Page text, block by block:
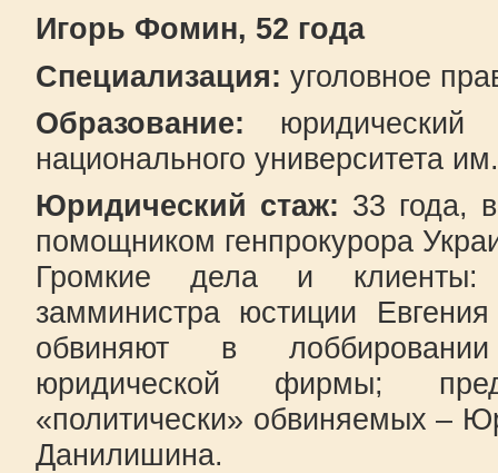
Игорь Фомин, 52 года
Специализация: уголовное
Образование: юридический
национального университета
Юридический стаж: 33 года,
помощником генпрокурора
Громкие дела и клиенты:
замминистра юстиции Евгения
обвиняют в
юридической фирмы;
«политически» обвиняемых –
Данилишина.